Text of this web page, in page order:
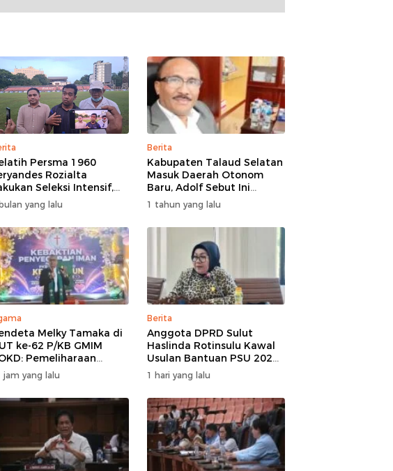
Persma 1960
Rozialta
Seleksi Intensif,
Pemain Cepat
yang lalu
Berita
Kabupaten Talaud Selatan
Masuk Daerah Otonom
Baru, Adolf Sebut Ini
Berkat Dukungan Dari
Berbagai Elemen
1 tahun yang lalu
Melky Tamaka di
ke-62 P/KB GMIM
Pemeliharaan
Adalah Berkat
jam yang lalu
Berita
Anggota DPRD Sulut
Haslinda Rotinsulu Kawal
Usulan Bantuan PSU 2027,
BMR Diharap Jadi
Perhatian
1 hari yang lalu